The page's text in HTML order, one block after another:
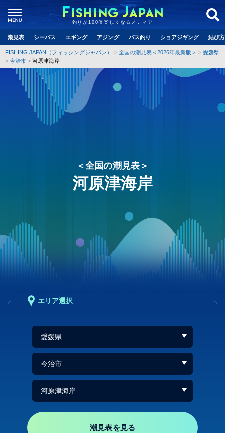
釣りが100倍楽しくなるメディア
潮見表 シーバス エギング アジング バス釣り ショアジギング 結び
FISHING JAPAN（フィッシングジャパン） 全国の潮見表＜2026年最新版＞
愛媛県
今治市
河原津海岸
＜全国の潮見表＞
河原津海岸
エリア選択
潮見表を見る